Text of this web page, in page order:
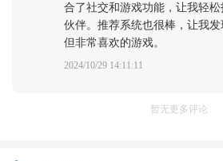
合了社交和游戏功能，让我轻
伙伴。推荐系统也很棒，让我
但非常喜欢的游戏。
2024/10/29 14:11:11
暂无更多评论